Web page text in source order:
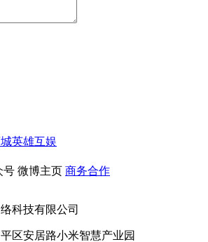
英雄互娱
号 微博主页 商务合作
科技有限公司
区安居路小米智慧产业园